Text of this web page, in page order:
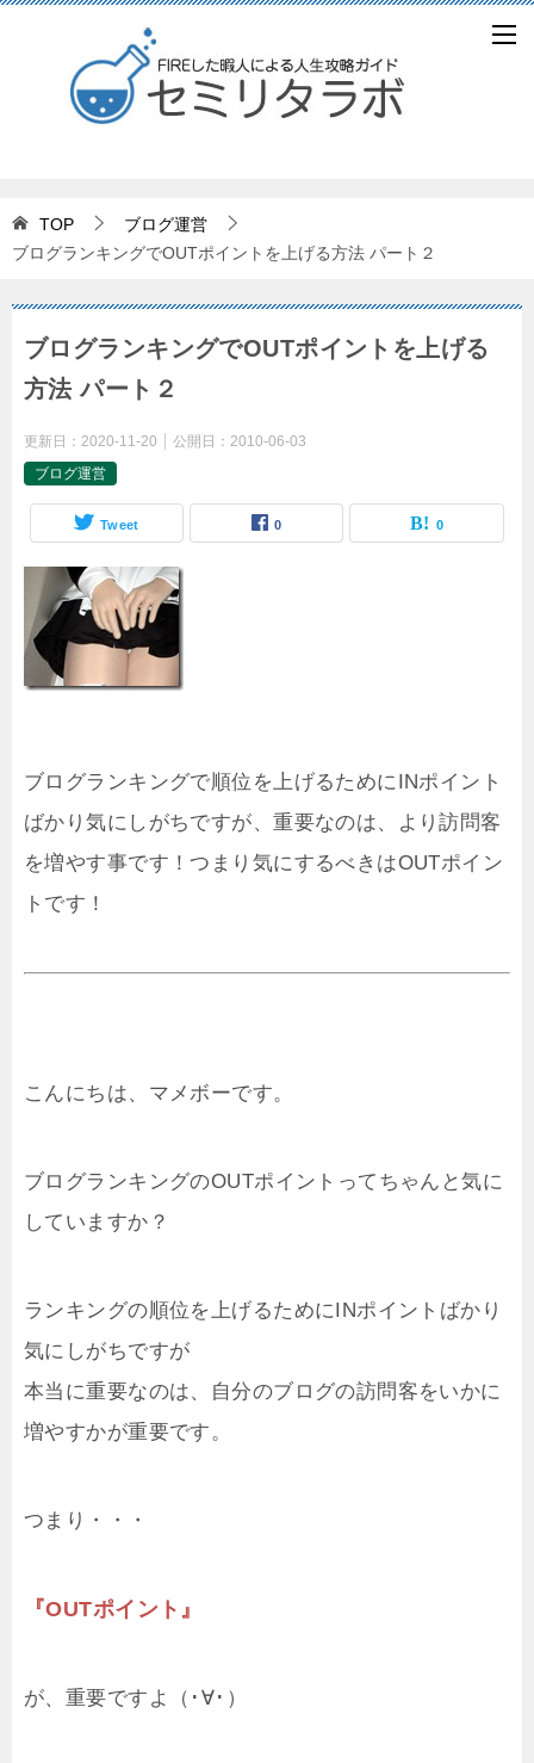
TOP
ブログ運営
ブログランキングでOUTポイントを上げる方法 パート２
ブログランキングでOUTポイントを上げる
方法 パート２
更新日： 2020-11-20 公開日： 2010-06-03
ブログ運営
Tweet 0 0
ブログランキングで順位を上げるためにINポイント
ばかり気にしがちですが、重要なのは、より訪問客
を増やす事です！つまり気にするべきはOUTポイン
トです！
こんにちは、マメボーです。
ブログランキングのOUTポイントってちゃんと気に
していますか？
ランキングの順位を上げるためにINポイントばかり
気にしがちですが
本当に重要なのは、自分のブログの訪問客をいかに
増やすかが重要です。
つまり・・・
『OUTポイント』
が、重要ですよ（･∀･）